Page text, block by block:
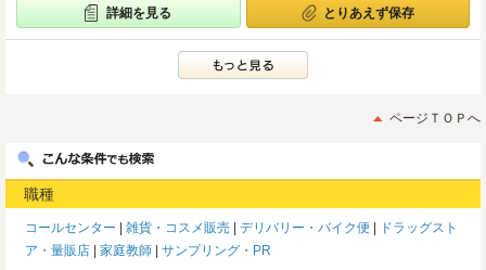
詳細を見る とりあえず保存
ページＴＯＰへ
職種
コールセンター 雑貨・コスメ販売 デリバリー・バイク便
ドラッグスト
ア・量販店
家庭教師 サンプリング・PR